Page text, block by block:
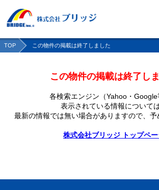
TOP この物件の掲載は終了しました
この物件の掲載は終了し
各検索エンジン（Yahoo・
表示されている情報については
最新の情報では無い場合がありますので、 予
株式会社ブリッジ トップペ